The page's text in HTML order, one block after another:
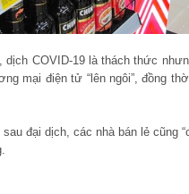
dịch COVID-19 là thách thức
mại điện tử “lên ngôi”, đồng
đại dịch, các nhà bán lẻ cũng